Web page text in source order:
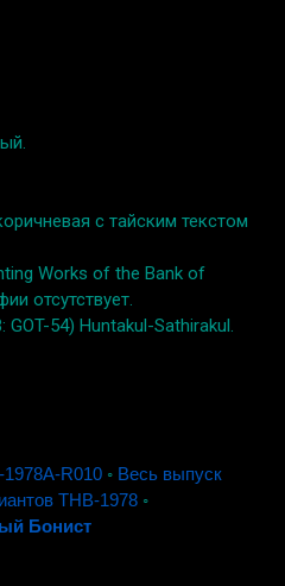
с тайским текстом
Works of the Bank of
отсутствует.
GOT-54) Huntakul-Sathirakul.
1978A-R010 ◦ Весь выпуск
THB-1978 ◦
Бонист